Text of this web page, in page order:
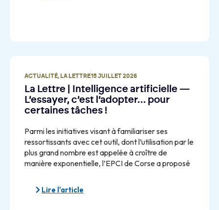
ACTUALITÉ, LA LETTRE15 JUILLET 2026
La Lettre | Intelligence artificielle —
L’essayer, c’est l’adopter… pour
certaines tâches !
Parmi les initiatives visant à familiariser ses
ressortissants avec cet outil, dont l’utilisation par le
plus grand nombre est appelée à croître de
manière exponentielle, l’EPCI de Corse a proposé
Lire l'article